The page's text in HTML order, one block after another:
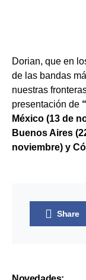
Dorian, que en
de las bandas
nuestras
presentación de
México (13 de
Buenos Aires
noviembre) y
Share